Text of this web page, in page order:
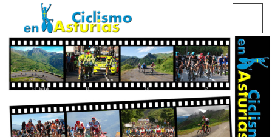
CICLISMO EN ASTURIAS